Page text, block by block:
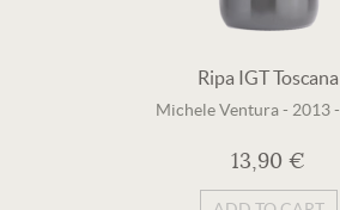
Ripa IGT Toscana
Michele Ventura - 2013-
13,90 €